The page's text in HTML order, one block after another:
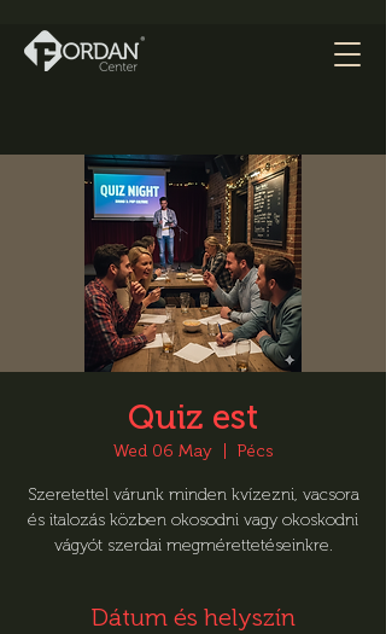
Quiz est
Wed 06 May
  |
Pécs
Szeretettel várunk minden kvízezni, vacsora
és italozás közben okosodni vagy okoskodni
vágyót szerdai megmérettetéseinkre.
Dátum és helyszín